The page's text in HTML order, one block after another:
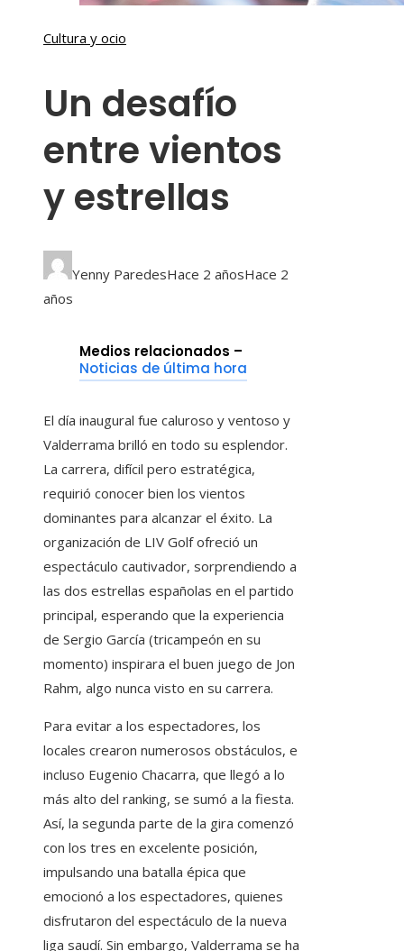
Cultura y ocio
Un desafío
entre vientos
y estrellas
Yenny ParedesHace 2 añosHace 2
años
Medios relacionados –
Noticias de última hora
El día inaugural fue caluroso y ventoso y
Valderrama brilló en todo su esplendor.
La carrera, difícil pero estratégica,
requirió conocer bien los vientos
dominantes para alcanzar el éxito. La
organización de LIV Golf ofreció un
espectáculo cautivador, sorprendiendo a
las dos estrellas españolas en el partido
principal, esperando que la experiencia
de Sergio García (tricampeón en su
momento) inspirara el buen juego de Jon
Rahm, algo nunca visto en su carrera.
Para evitar a los espectadores, los
locales crearon numerosos obstáculos, e
incluso Eugenio Chacarra, que llegó a lo
más alto del ranking, se sumó a la fiesta.
Así, la segunda parte de la gira comenzó
con los tres en excelente posición,
impulsando una batalla épica que
emocionó a los espectadores, quienes
disfrutaron del espectáculo de la nueva
liga saudí. Sin embargo, Valderrama se ha